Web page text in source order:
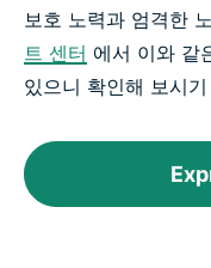
보호 노력과 엄격한
트 센터 에서 이와 같
있으니 확인해 보시